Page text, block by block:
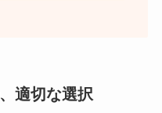
適切な選択